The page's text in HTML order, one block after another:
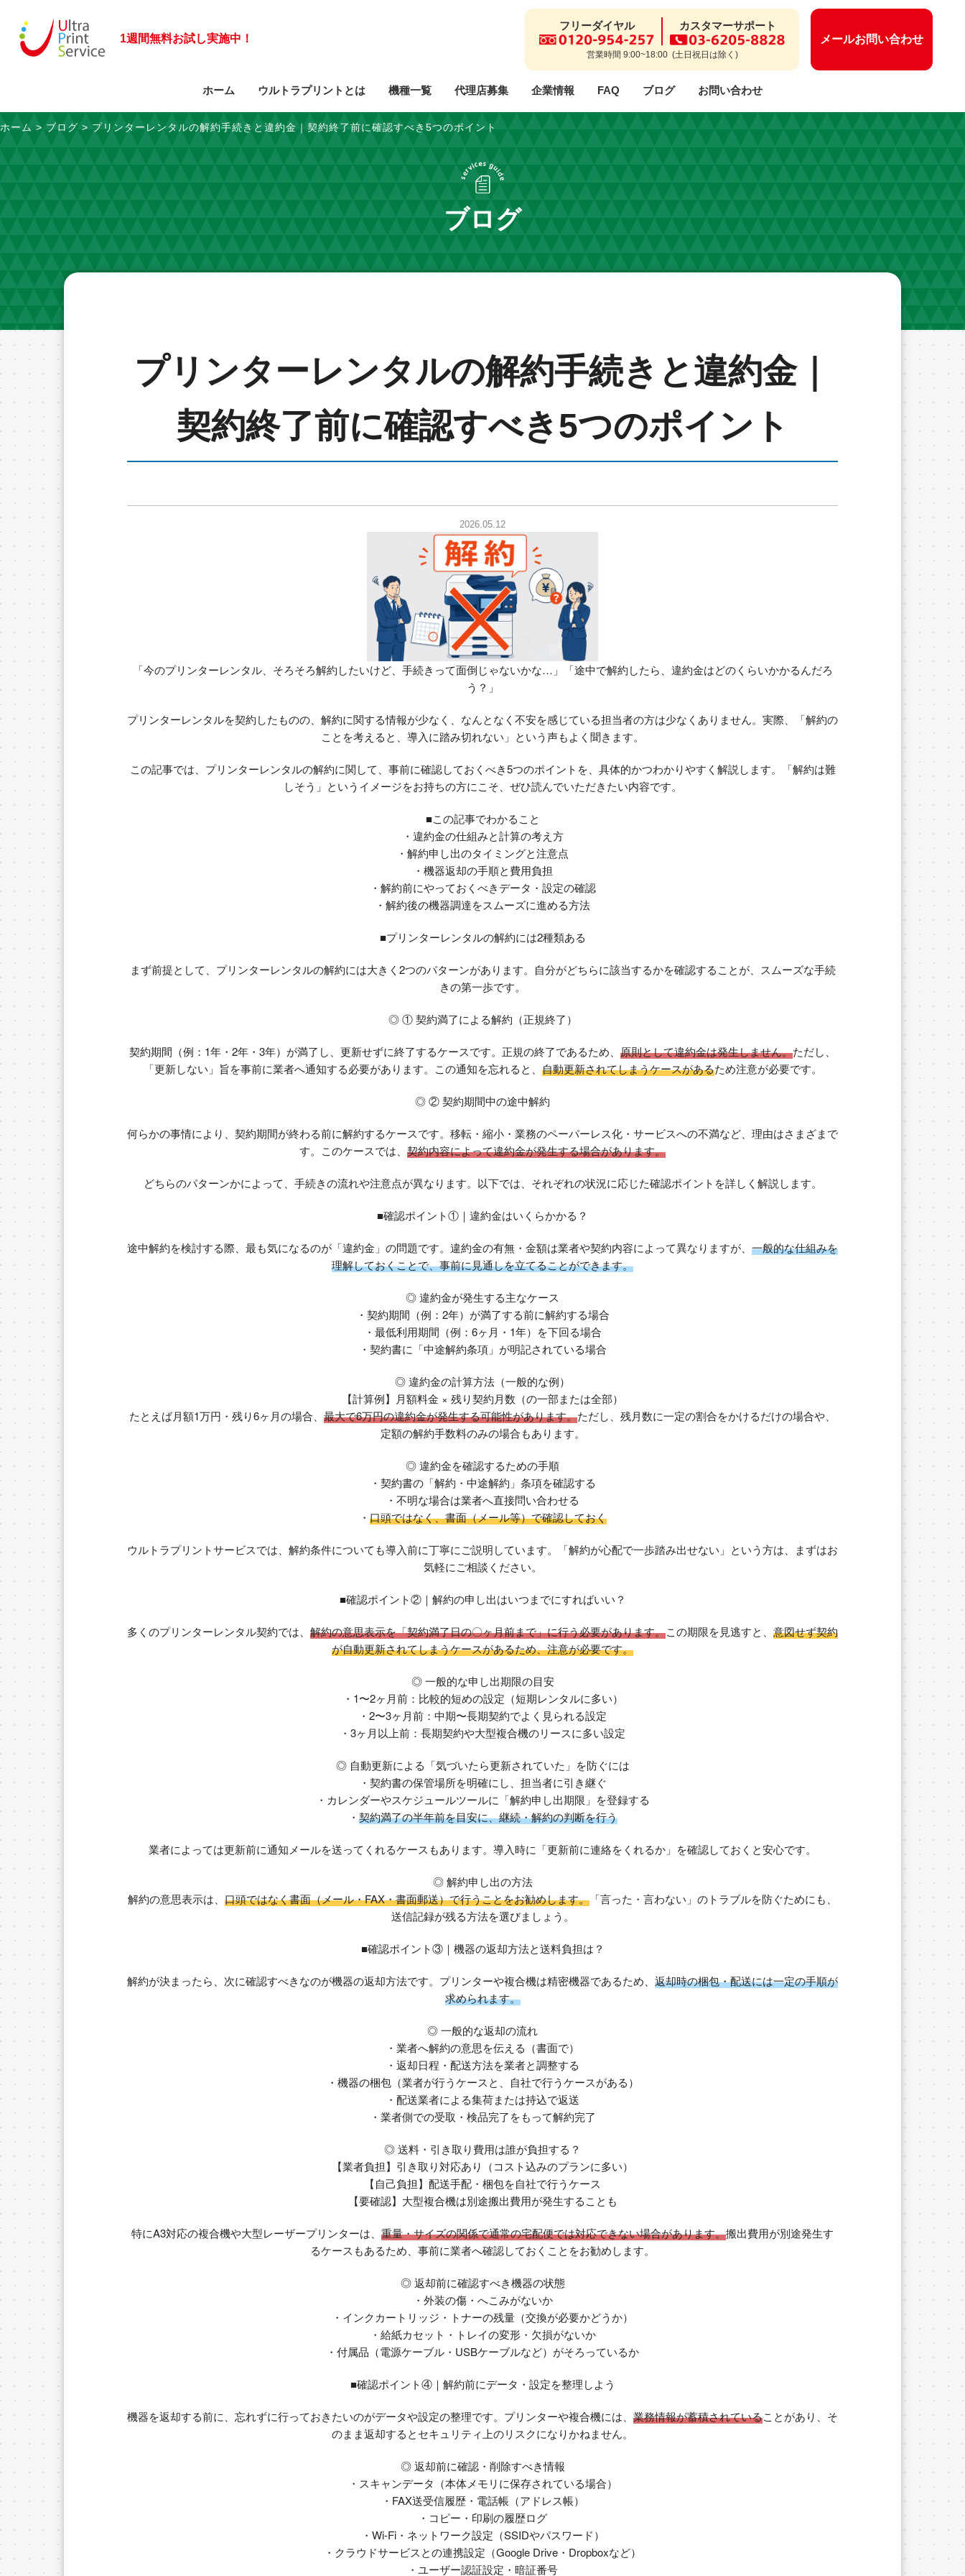
1週間無料お試し実施中！
ホーム ウルトラプリントとは
導入事例 ご利用までの流れ
機種一覧 代理店募集
ビジネスモデルの特長 事業説明
企業情報
会社概要 事業理念
採用情報
FAQ
サービスに関するご質問 代理店に関するご質問
ブログ お問い合わせ
お問い合わせフォーム 解約フォーム
フリーダイヤル カスタマーサポート
営業時間 9:00~18:00 (土日祝日は除く)
メールお問い合わせ
ホーム > ブログ > プリンターレンタルの解約手続きと違約金｜契約終了前に確認すべき5つのポイント
ブログ
プリンターレンタルの解約手続きと違約金｜
契約終了前に確認すべき5つのポイント
2026.05.12
「今のプリンターレンタル、そろそろ解約したいけど、手続きって面倒じゃないかな…」「途中で解約したら、違約金はどのくらいかかるんだろ
う？」
プリンターレンタルを契約したものの、解約に関する情報が少なく、なんとなく不安を感じている担当者の方は少なくありません。実際、「解約の
ことを考えると、導入に踏み切れない」という声もよく聞きます。
この記事では、プリンターレンタルの解約に関して、事前に確認しておくべき5つのポイントを、具体的かつわかりやすく解説します。「解約は難
しそう」というイメージをお持ちの方にこそ、ぜひ読んでいただきたい内容です。
■この記事でわかること
・違約金の仕組みと計算の考え方
・解約申し出のタイミングと注意点
・機器返却の手順と費用負担
・解約前にやっておくべきデータ・設定の確認
・解約後の機器調達をスムーズに進める方法
■プリンターレンタルの解約には2種類ある
まず前提として、プリンターレンタルの解約には大きく2つのパターンがあります。自分がどちらに該当するかを確認することが、スムーズな手続
きの第一歩です。
◎ ① 契約満了による解約（正規終了）
契約期間（例：1年・2年・3年）が満了し、更新せずに終了するケースです。正規の終了であるため、 原則として違約金は発生しません。ただし、
「更新しない」旨を事前に業者へ通知する必要があります。この通知を忘れると、 自動更新されてしまうケースがあるため注意が必要です。
◎ ② 契約期間中の途中解約
何らかの事情により、契約期間が終わる前に解約するケースです。移転・縮小・業務のペーパーレス化・サービスへの不満など、理由はさまざまで
す。このケースでは、 契約内容によって違約金が発生する場合があります。
どちらのパターンかによって、手続きの流れや注意点が異なります。以下では、それぞれの状況に応じた確認ポイントを詳しく解説します。
■確認ポイント①｜違約金はいくらかかる？
途中解約を検討する際、最も気になるのが「違約金」の問題です。違約金の有無・金額は業者や契約内容によって異なりますが、 一般的な仕組みを
理解しておくことで、事前に見通しを立てることができます。
◎ 違約金が発生する主なケース
・契約期間（例：2年）が満了する前に解約する場合
・最低利用期間（例：6ヶ月・1年）を下回る場合
・契約書に「中途解約条項」が明記されている場合
◎ 違約金の計算方法（一般的な例）
【計算例】月額料金 × 残り契約月数（の一部または全部）
たとえば月額1万円・残り6ヶ月の場合、 最大で6万円の違約金が発生する可能性があります。ただし、残月数に一定の割合をかけるだけの場合や、
定額の解約手数料のみの場合もあります。
◎ 違約金を確認するための手順
・契約書の「解約・中途解約」条項を確認する
・不明な場合は業者へ直接問い合わせる
・ 口頭ではなく、書面（メール等）で確認しておく
ウルトラプリントサービスでは、解約条件についても導入前に丁寧にご説明しています。「解約が心配で一歩踏み出せない」という方は、まずはお
気軽にご相談ください。
■確認ポイント②｜解約の申し出はいつまでにすればいい？
多くのプリンターレンタル契約では、 解約の意思表示を「契約満了日の〇ヶ月前まで」に行う必要があります。この期限を見逃すと、 意図せず契約
が自動更新されてしまうケースがあるため、注意が必要です。
◎ 一般的な申し出期限の目安
・1〜2ヶ月前：比較的短めの設定（短期レンタルに多い）
・2〜3ヶ月前：中期〜長期契約でよく見られる設定
・3ヶ月以上前：長期契約や大型複合機のリースに多い設定
◎ 自動更新による「気づいたら更新されていた」を防ぐには
・契約書の保管場所を明確にし、担当者に引き継ぐ
・カレンダーやスケジュールツールに「解約申し出期限」を登録する
・ 契約満了の半年前を目安に、継続・解約の判断を行う
業者によっては更新前に通知メールを送ってくれるケースもあります。導入時に「更新前に連絡をくれるか」を確認しておくと安心です。
◎ 解約申し出の方法
解約の意思表示は、 口頭ではなく書面（メール・FAX・書面郵送）で行うことをお勧めします。 「言った・言わない」のトラブルを防ぐためにも、
送信記録が残る方法を選びましょう。
■確認ポイント③｜機器の返却方法と送料負担は？
解約が決まったら、次に確認すべきなのが機器の返却方法です。プリンターや複合機は精密機器であるため、 返却時の梱包・配送には一定の手順が
求められます。
◎ 一般的な返却の流れ
・業者へ解約の意思を伝える（書面で）
・返却日程・配送方法を業者と調整する
・機器の梱包（業者が行うケースと、自社で行うケースがある）
・配送業者による集荷または持込で返送
・業者側での受取・検品完了をもって解約完了
◎ 送料・引き取り費用は誰が負担する？
【業者負担】引き取り対応あり（コスト込みのプランに多い）
【自己負担】配送手配・梱包を自社で行うケース
【要確認】大型複合機は別途搬出費用が発生することも
特にA3対応の複合機や大型レーザープリンターは、 重量・サイズの関係で通常の宅配便では対応できない場合があります。搬出費用が別途発生す
るケースもあるため、事前に業者へ確認しておくことをお勧めします。
◎ 返却前に確認すべき機器の状態
・外装の傷・へこみがないか
・インクカートリッジ・トナーの残量（交換が必要かどうか）
・給紙カセット・トレイの変形・欠損がないか
・付属品（電源ケーブル・USBケーブルなど）がそろっているか
■確認ポイント④｜解約前にデータ・設定を整理しよう
機器を返却する前に、忘れずに行っておきたいのがデータや設定の整理です。プリンターや複合機には、 業務情報が蓄積されていることがあり、そ
のまま返却するとセキュリティ上のリスクになりかねません。
◎ 返却前に確認・削除すべき情報
・スキャンデータ（本体メモリに保存されている場合）
・FAX送受信履歴・電話帳（アドレス帳）
・コピー・印刷の履歴ログ
・Wi-Fi・ネットワーク設定（SSIDやパスワード）
・クラウドサービスとの連携設定（Google Drive・Dropboxなど）
・ユーザー認証設定・暗証番号